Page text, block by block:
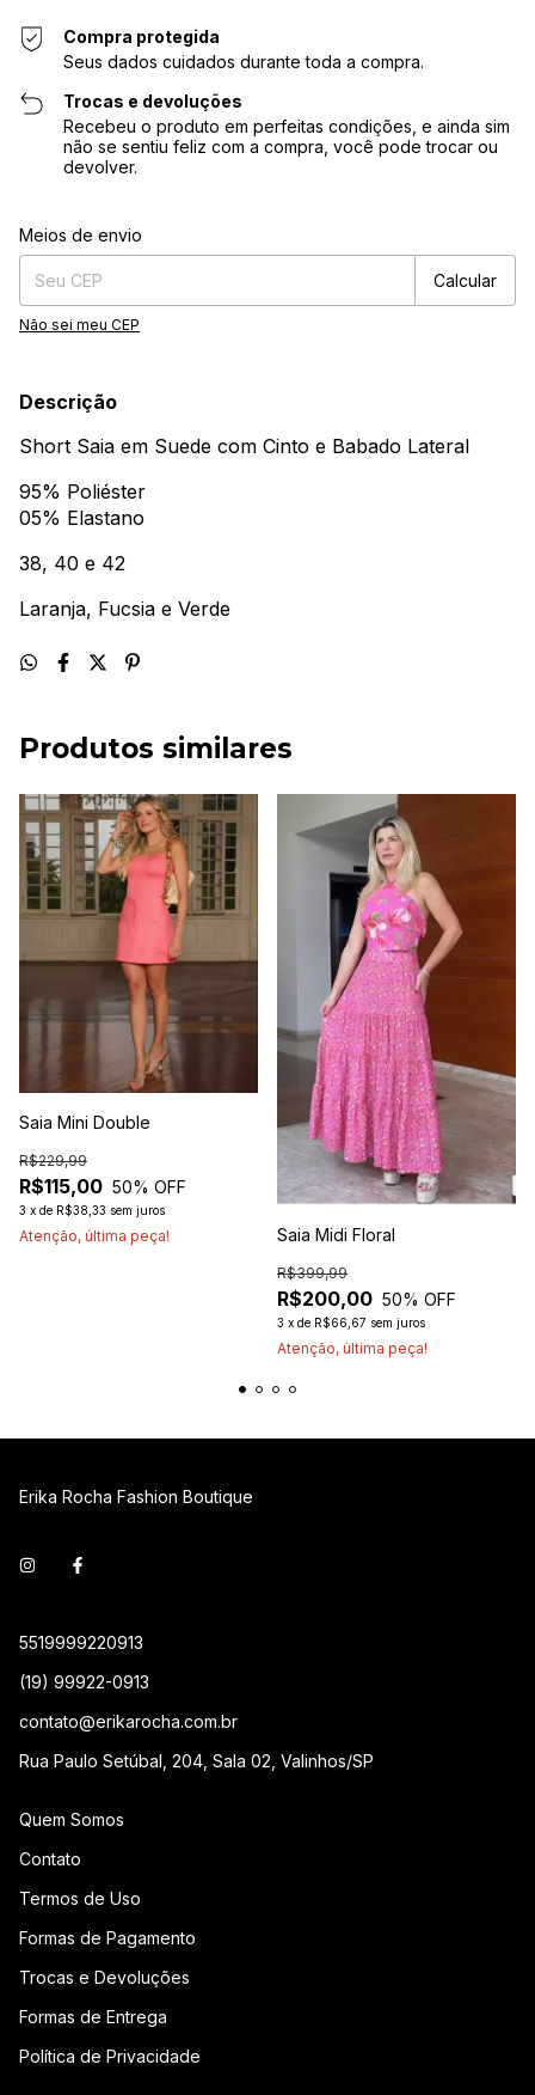
Compra protegida
Seus dados cuidados durante toda a compra.
Trocas e devoluções
Recebeu o produto em perfeitas condições, e ainda sim
não se sentiu feliz com a compra, você pode trocar ou
devolver.
Entregas para o CEP:
Meios de envio
Calcular
Não sei meu CEP
Descrição
Short Saia em Suede com Cinto e Babado Lateral
95% Poliéster
05% Elastano
38, 40 e 42
Laranja, Fucsia e Verde
Produtos similares
Saia Mini Double
R$115,00
R$229,99
50% OFF
3 x de R$38,33 sem juros
Atenção, última peça! Saia Midi Floral
R$200,00
R$399,99
50% OFF
3 x de R$66,67 sem juros
Atenção, última peça!
Erika Rocha Fashion Boutique
5519999220913
(19) 99922-0913
contato@erikarocha.com.br
Rua Paulo Setúbal, 204, Sala 02, Valinhos/SP
Quem Somos
Contato
Termos de Uso
Formas de Pagamento
Trocas e Devoluções
Formas de Entrega
Política de Privacidade